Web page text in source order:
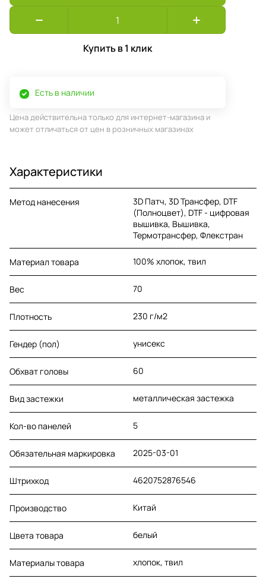
Купить в 1 клик
Есть в наличии
Цена действительна только для интернет-магазина и
может отличаться от цен в розничных магазинах
Характеристики
Метод нанесения
3D Патч, 3D Трансфер, DTF
(Полноцвет), DTF - цифровая
вышивка, Вышивка,
Термотрансфер, Флекстран
Материал товара 100% хлопок, твил
Вес 70
Плотность 230 г/м2
Гендер (пол) унисекс
Обхват головы 60
Вид застежки металлическая застежка
Кол-во панелей 5
Обязательная маркировка 2025-03-01
Штрихкод 4620752876546
Производство Китай
Цвета товара белый
Материалы товара хлопок, твил